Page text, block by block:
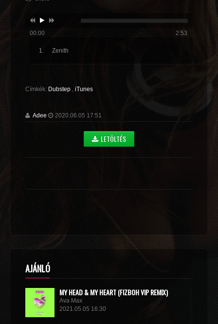
00:00 2:53
Zenith
Címkék: Dubstep ,iTunes
Adee 2020.06.05 17:51
LETÖLTÉS
AJÁNLÓ
MY HEAD & MY HEART (FIZBOH VIP REMIX)
Ava Max
2021.05.05 16:30